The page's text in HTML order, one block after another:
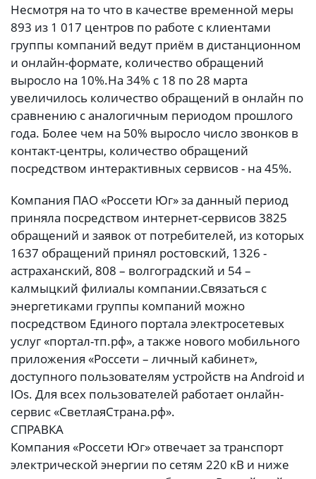
Несмотря на то что в качестве временной меры
893 из 1 017 центров по работе с клиентами
группы компаний ведут приём в дистанционном
и онлайн-формате, количество обращений
выросло на 10%.На 34% с 18 по 28 марта
увеличилось количество обращений в онлайн по
сравнению с аналогичным периодом прошлого
года. Более чем на 50% выросло число звонков в
контакт-центры, количество обращений
посредством интерактивных сервисов - на 45%.
Компания ПАО «Россети Юг» за данный период
приняла посредством интернет-сервисов 3825
обращений и заявок от потребителей, из которых
1637 обращений принял ростовский, 1326 -
астраханский, 808 – волгоградский и 54 –
калмыцкий филиалы компании.Связаться с
энергетиками группы компаний можно
посредством Единого портала электросетевых
услуг «портал-тп.рф», а также нового мобильного
приложения «Россети – личный кабинет»,
доступного пользователям устройств на Android и
IOs. Для всех пользователей работает онлайн-
сервис «СветлаяСтрана.рф».
СПРАВКА
Компания «Россети Юг» отвечает за транспорт
электрической энергии по сетям 220 кВ и ниже